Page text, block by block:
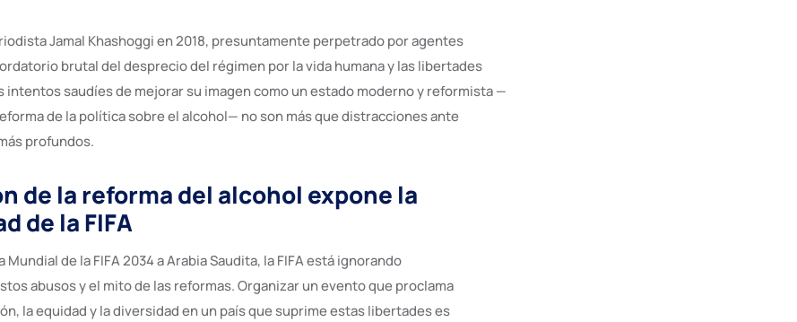
Jamal Khashoggi en 2018, presuntamente perpetrado por agentes
brutal del desprecio del régimen por la vida humana y las libertades
intentos saudíes de mejorar su imagen como un estado moderno y reformista —
de la política sobre el alcohol— no son más que distracciones ante
profundos.
de la reforma del alcohol expone la
de la FIFA
Mundial de la FIFA 2034 a Arabia Saudita, la FIFA está ignorando
abusos y el mito de las reformas. Organizar un evento que proclama
la equidad y la diversidad en un país que suprime estas libertades es